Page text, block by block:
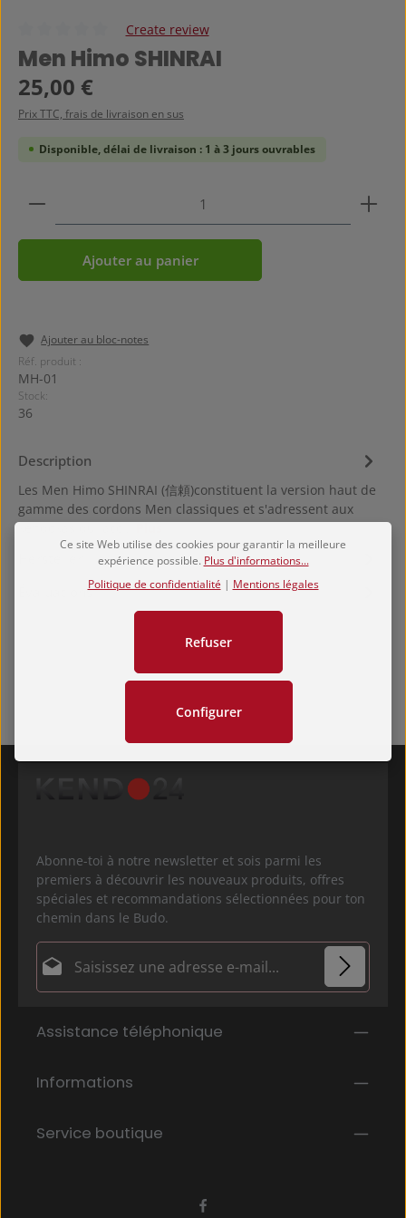
Note moyenne de 0 sur 5 étoiles
Create review
Men Himo SHINRAI
Prix régulier :
25,00 €
Prix TTC, frais de livraison en sus
Disponible, délai de livraison : 1 à 3 jours ouvrables
Quantité de produit : Entrez la quantité
Ajouter au panier
Ajouter au bloc-notes
Réf. produit :
MH-01
Stock:
36
Description
Les Men Himo SHINRAI (信頼)constituent la version haut de
gamme des cordons Men classiques et s'adressent aux
kendokas qui acc…Plus
Évaluations
Abonne-toi à notre newsletter et sois parmi les
premiers à découvrir les nouveaux produits, offres
spéciales et recommandations sélectionnées pour ton
chemin dans le Budo.
Adresse e-mail*
En sélectionnant Continuer, vous confirmez que
informations sur la protection des données
vous avez accepté nos
Les champs marqués d'un astérisque (*) sont
obligatoires.
Assistance téléphonique
Informations
Service boutique
Ce site Web utilise des cookies pour garantir la meilleure
expérience possible. Plus d'informations...
Politique de confidentialité | Mentions légales
Refuser
Configurer